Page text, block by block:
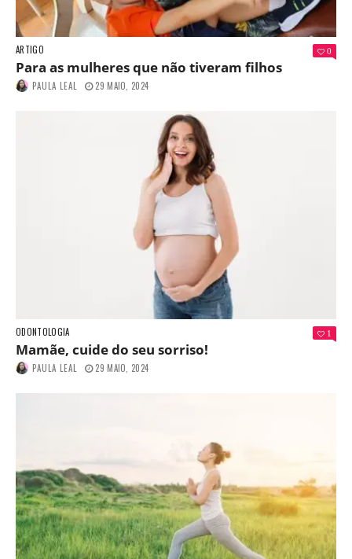
ARTIGO 0
Para as mulheres que não tiveram filhos
PAULA LEAL 29 MAIO, 2024
ODONTOLOGIA 1
Mamãe, cuide do seu sorriso!
PAULA LEAL 29 MAIO, 2024